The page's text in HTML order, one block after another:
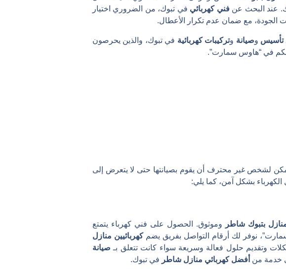
عند البحث عنفني كهربائي في تبوك، من الضروري اختيار
الجودة، مع ضمان عدم تكرار الأعطال.
تأسيس وصيانة وتركيبات كهربائية في تبوك، والذين يحرصون
لكم في “هاوس سمارت”.
يمكن لشخص غير محترف أن يقوم بصيانتها حتى لا يتعرض إلى
بشكل آمن، كما يلي:
بتبوك شاطر
وموثوق. الحصول على فني كهرباء يتمتع
نوفر لك أرقام التواصل بفريق يضمكهربائيين منازل
وتقديم حلول فعالة وسريعة سواء كانت تتعلق بـ صيانة
خدمة من أفضل كهربائي منازل شاطر في تبوك.